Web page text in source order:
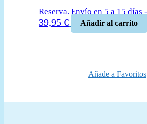
Reserva. Envío en 5 a 15 días -
El
39,95 €El
precio
Añadir al carrito
Añade a Favoritos